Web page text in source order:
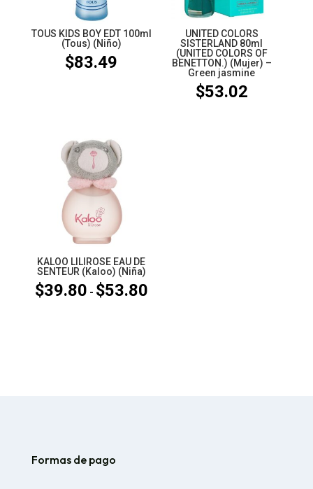
TOUS KIDS BOY EDT 100ml
(Tous) (Niño)
$83.49
UNITED COLORS
SISTERLAND 80ml
(UNITED COLORS OF
BENETTON.) (Mujer) –
Green jasmine
$53.02
KALOO LILIROSE EAU DE
SENTEUR (Kaloo) (Niña)
$39.80 - $53.80Rango
Formas de pago